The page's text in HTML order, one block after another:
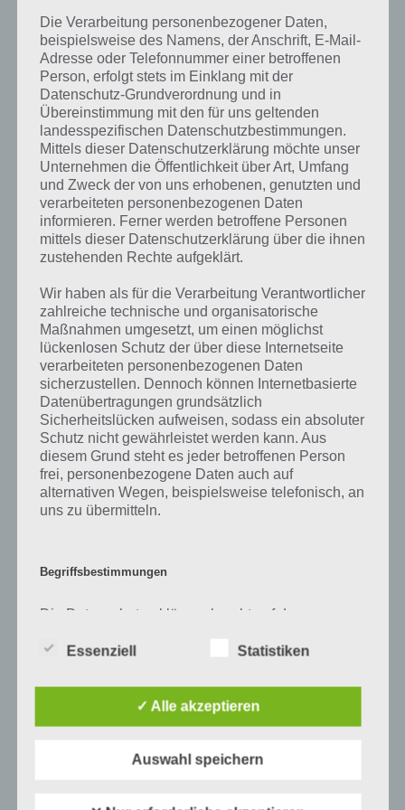
anderen Apple Fans euch austauschen.
Hier unser Live Ticker zur Apple Keynote 2012 am 12.9.2012:
Unser Live Ticker ist beendet! Alle Infos zum neuen iPhone 5
Auf WhatsApp teilen Teilen auf Facebook
Tweet auf Twitter
Mehr Artikel hier auf Touchportal
KOMMENTAR
neuste
Reckless Racing
Die Verarbeitung personenbezogener Daten,
beispielsweise des Namens, der Anschrift, E-Mail-
Adresse oder Telefonnummer einer betroffenen
Person, erfolgt stets im Einklang mit der
Datenschutz-Grundverordnung und in
Übereinstimmung mit den für uns geltenden
landesspezifischen Datenschutzbestimmungen.
Mittels dieser Datenschutzerklärung möchte unser
Unternehmen die Öffentlichkeit über Art, Umfang
und Zweck der von uns erhobenen, genutzten und
verarbeiteten personenbezogenen Daten
informieren. Ferner werden betroffene Personen
mittels dieser Datenschutzerklärung über die ihnen
zustehenden Rechte aufgeklärt.
Wir haben als für die Verarbeitung Verantwortlicher
zahlreiche technische und organisatorische
Maßnahmen umgesetzt, um einen möglichst
lückenlosen Schutz der über diese Internetseite
verarbeiteten personenbezogenen Daten
sicherzustellen. Dennoch können Internetbasierte
Datenübertragungen grundsätzlich
Sicherheitslücken aufweisen, sodass ein absoluter
Schutz nicht gewährleistet werden kann. Aus
diesem Grund steht es jeder betroffenen Person
frei, personenbezogene Daten auch auf
alternativen Wegen, beispielsweise telefonisch, an
uns zu übermitteln.
Begriffsbestimmungen
Die Datenschutzerklärung beruht auf den
Richtlinien- und Verordnungsgeber beim Erlass
verwendet wurden. Unsere Datenschutzerklärung
soll sowohl für die Öffentlichkeit als auch für
unsere Kunden und Geschäftspartner einfach
gewährleisten, möchten wir vorab die verwendeten
Essenziell Statistiken
✓ Alle akzeptieren
Auswahl speichern